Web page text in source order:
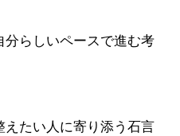
らしいペースで進む考
たい人に寄り添う石言